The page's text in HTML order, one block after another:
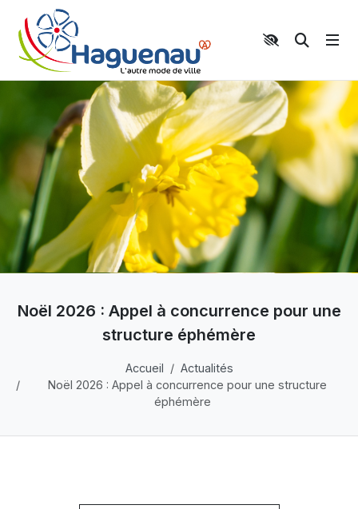
Panneau de gestion des cookies
Aller au contenu principal
Aller au menu
Aller au moteur de recherche
Moteur
Noël 2026 : Appel à concurrence pour une
structure éphémère
Accueil
Actualités
Noël 2026 : Appel à concurrence pour une structure
éphémère